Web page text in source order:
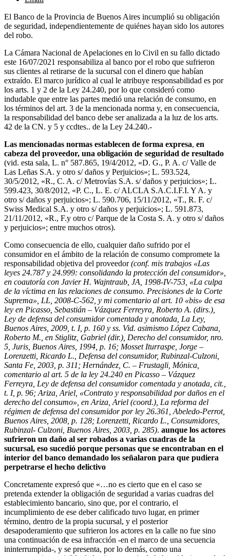
El Banco de la Provincia de Buenos Aires incumplió su obligación
de seguridad, independientemente de quiénes hayan sido los autores
del robo.
La Cámara Nacional de Apelaciones en lo Civil en su fallo dictado
este 16/07/2021 responsabiliza al banco por el robo que sufrieron
sus clientes al retirarse de la sucursal con el dinero que habían
extraído. El marco jurídico al cual le atribuye responsabilidad es por
los arts. 1 y 2 de la Ley 24.240, por lo que consideró como
indudable que entre las partes medió una relación de consumo, en
los términos del art. 3 de la mencionada norma y, en consecuencia,
la responsabilidad del banco debe ser analizada a la luz de los arts.
42 de la CN. y 5 y ccdtes.. de la Ley 24.240.-
Las mencionadas normas establecen de forma expresa, en
cabeza del proveedor, una obligación de seguridad de resultado
(vid. esta sala, L. n° 587.865, 19/4/2012, «D. G., P. A. c/ Valle de
Las Leñas S.A. y otro s/ daños y Perjuicios»; L. 593.524,
30/5/2012, «R., C. A. c/ Metrovías S.A. s/ daños y perjuicios»; L.
599.423, 30/8/2012, «P. C., L. E. c/ ALCLA S.A.C.I.F.I. Y A. y
otro s/ daños y perjuicios»; L. 590.706, 15/11/2012, «T., R. F. c/
Swiss Medical S.A. y otro s/ daños y perjuicios»; L. 591.873,
21/11/2012, «R., F.y otro c/ Parque de la Costa S. A. y otro s/ daños
y perjuicios»; entre muchos otros).
Como consecuencia de ello, cualquier daño sufrido por el
consumidor en el ámbito de la relación de consumo compromete la
responsabilidad objetiva del proveedor(conf. mis trabajos «Las
leyes 24.787 y 24.999: consolidando la protección del consumidor»,
en coautoría con Javier H. Wajntraub, JA, 1998-IV-753, «La culpa
de la víctima en las relaciones de consumo. Precisiones de la Corte
Suprema», LL, 2008-C-562, y mi comentario al art. 10 «bis» de esa
ley en Picasso, Sebastián – Vázquez Ferreyra, Roberto A. (dirs.),
Ley de defensa del consumidor comentada y anotada, La Ley,
Buenos Aires, 2009, t. I, p. 160 y ss. Vid. asimismo López Cabana,
Roberto M., en Stiglitz, Gabriel (dir.), Derecho del consumidor, nro.
5, Juris, Buenos Aires, 1994, p. 16; Mosset Iturraspe, Jorge –
Lorenzetti, Ricardo L., Defensa del consumidor, Rubinzal-Culzoni,
Santa Fe, 2003, p. 311; Hernández, C. – Frustagli, Mónica,
comentario al art. 5 de la ley 24.240 en Picasso – Vázquez
Ferreyra, Ley de defensa del consumidor comentada y anotada, cit.,
t. I, p. 96; Ariza, Ariel, «Contrato y responsabilidad por daños en el
derecho del consumo», en Ariza, Ariel (coord.), La reforma del
régimen de defensa del consumidor por ley 26.361, Abeledo-Perrot,
Buenos Aires, 2008, p. 128; Lorenzetti, Ricardo L., Consumidores,
Rubinzal- Culzoni, Buenos Aires, 2003, p. 285). aunque los actores
sufrieron un daño al ser robados a varias cuadras de la
sucursal, eso sucedió porque personas que se encontraban en el
interior del banco demandado los señalaron para que pudiera
perpetrarse el hecho delictivo
Concretamente expresó que «…no es cierto que en el caso se
pretenda extender la obligación de seguridad a varias cuadras del
establecimiento bancario, sino que, por el contrario, el
incumplimiento de ese deber calificado tuvo lugar, en primer
término, dentro de la propia sucursal, y el posterior
desapoderamiento que sufrieron los actores en la calle no fue sino
una continuación de esa infracción -en el marco de una secuencia
ininterrumpida-, y se presenta, por lo demás, como una